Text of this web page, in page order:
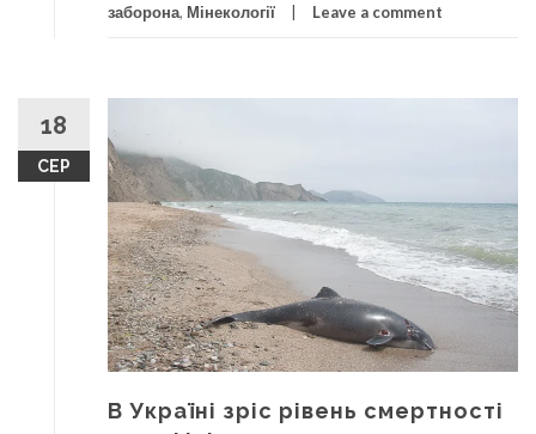
заборона, Мінекології Leave a comment
18
СЕР
В Україні зріс рівень смертності